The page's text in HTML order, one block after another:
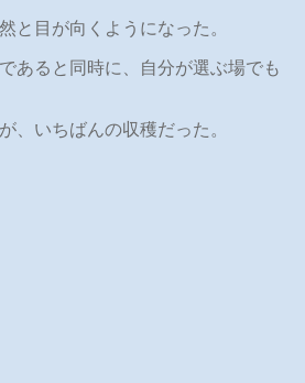
と目が向くようになった。
あると同時に、自分が選ぶ場でも
、いちばんの収穫だった。